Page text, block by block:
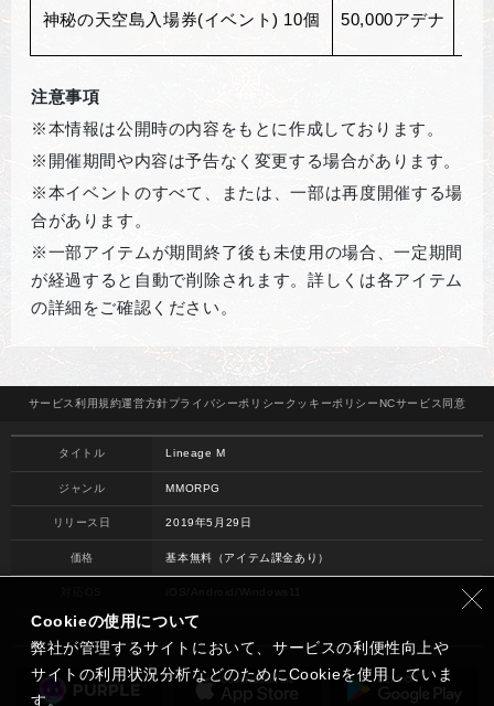
神秘の天空島入場券(イベント) 10個 50,000アデナ
注意事項
※本情報は公開時の内容をもとに作成しております。
※開催期間や内容は予告なく変更する場合があります。
※本イベントのすべて、または、一部は再度開催する場
合があります。
※一部アイテムが期間終了後も未使用の場合、一定期間
が経過すると自動で削除されます。詳しくは各アイテム
の詳細をご確認ください。
サービス 利用規約運営方針プライバシーポリシー クッキーポリシーNCサービス 同意
タイトル Lineage M
ジャンル MMORPG
リリース日 2019年5月29日
価格 基本無料（アイテム課金あり）
開発 NC
Cookieの使用について
弊社が管理するサイトにおいて、サービスの利便性向上や
サイトの利用状況分析などのためにCookieを使用していま
す。